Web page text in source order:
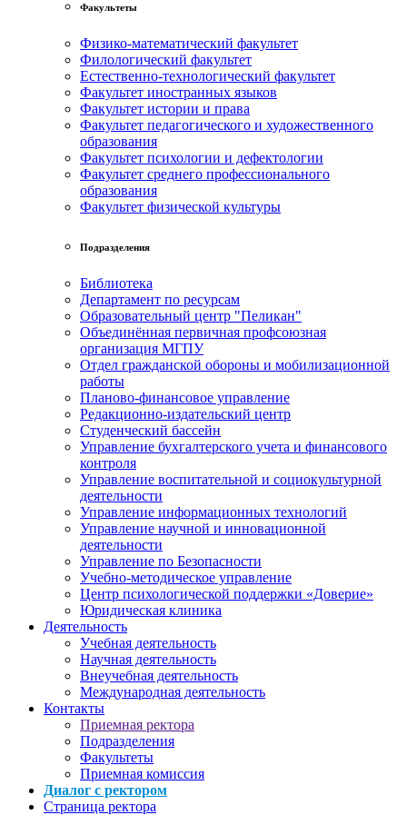
Факультеты
Физико-математический факультет
Филологический факультет
Естественно-технологический факультет
Факультет иностранных языков
Факультет истории и права
Факультет педагогического и художественного
образования
Факультет психологии и дефектологии
Факультет среднего профессионального
образования
Факультет физической культуры
Подразделения
Библиотека
Департамент по ресурсам
Образовательный центр "Пеликан"
Объединённая первичная профсоюзная
организация МГПУ
Отдел гражданской обороны и мобилизационной
работы
Планово-финансовое управление
Редакционно-издательский центр
Студенческий бассейн
Управление бухгалтерского учета и финансового
контроля
Управление воспитательной и социокультурной
деятельности
Управление информационных технологий
Управление научной и инновационной
деятельности
Управление по Безопасности
Учебно-методическое управление
Центр психологической поддержки «Доверие»
Юридическая клиника
Деятельность
Учебная деятельность
Научная деятельность
Внеучебная деятельность
Международная деятельность
Контакты
Приемная ректора
Подразделения
Факультеты
Приемная комиссия
Диалог с ректором
Страница ректора